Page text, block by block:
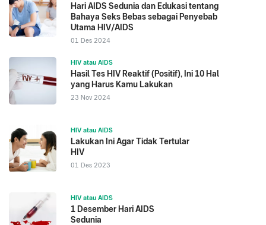
Hari AIDS Sedunia dan Edukasi tentang
Bahaya Seks Bebas sebagai Penyebab
Utama HIV/AIDS
01 Des 2024
HIV atau AIDS
Hasil Tes HIV Reaktif (Positif), Ini 10 Hal
yang Harus Kamu Lakukan
23 Nov 2024
HIV atau AIDS
Lakukan Ini Agar Tidak Tertular
HIV
01 Des 2023
HIV atau AIDS
1 Desember Hari AIDS
Sedunia